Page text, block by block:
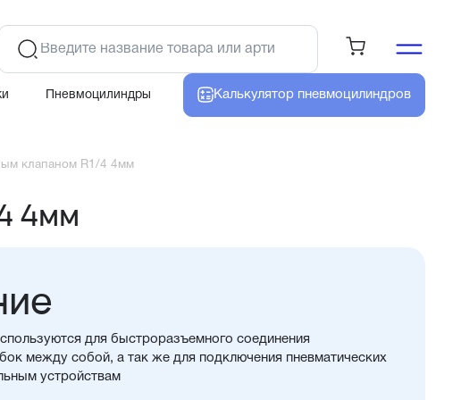
Пневмоцилиндры Калькулятор пневмоцилиндров
клапаном R1/4 4мм
4мм
для быстроразъемного соединения
между собой, а так же для подключения пневматических
устройствам